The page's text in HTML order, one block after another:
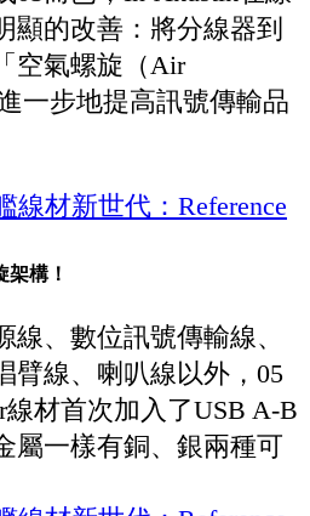
顯的改善：將分線器到
空氣螺旋（Air
一步地提高訊號傳輸品
構！
線、數位訊號傳輸線、
臂線、喇叭線以外，05
線材首次加入了USB A-B
屬一樣有銅、銀兩種可